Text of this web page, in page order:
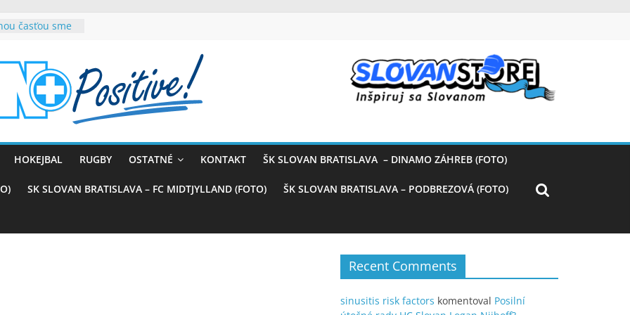
časťou sme
tímového
prvenstvo
nad
HOKEJBAL RUGBY OSTATNÉ KONTAKT ŠK SLOVAN BRATISLAVA – DINAMO ZÁHREB (FOTO)
SK SLOVAN BRATISLAVA – FC MIDTJYLLAND (FOTO) ŠK SLOVAN BRATISLAVA – PODBREZOVÁ (FOTO)
Recent Comments
sinusitis risk factors komentoval Posilní